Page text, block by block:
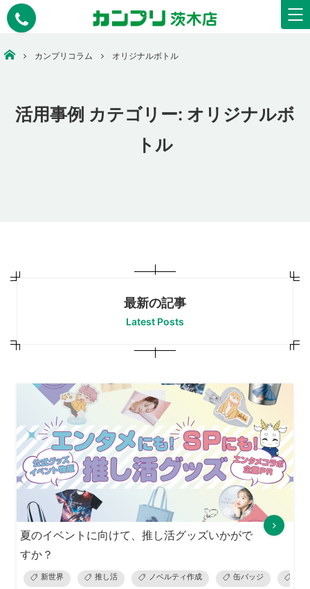
安いコピー・印刷・ウェアプリント・看板作成なら【カンプリ茨木店】
カンプリコラム オリジナルボトル
活用事例 カテゴリー: オリジナルボ
トル
最新の記事
Latest Posts
夏のイベントに向けて、推し活グッズいかがで
すか？
新世界 推し活 ノベルティ作成 缶バッジ